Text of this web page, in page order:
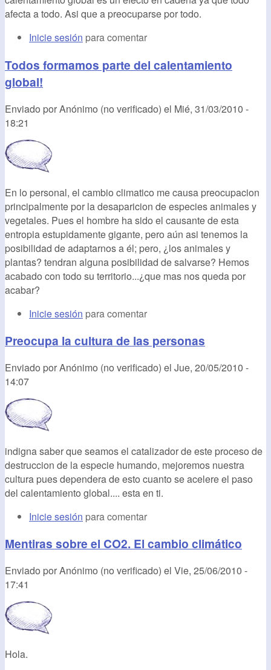
afecta a todo. Asi que a preocuparse por todo.
Inicie sesión para comentar
Todos formamos parte del calentamiento
global!
Enviado porAnónimo (no verificado) el Mié, 31/03/2010 -
18:21
En lo personal, el cambio climatico me causa preocupacion
principalmente por la desaparicion de especies animales y
vegetales. Pues el hombre ha sido el causante de esta
entropia estupidamente gigante, pero aún asi tenemos la
posibilidad de adaptarnos a él; pero, ¿los animales y
plantas? tendran alguna posibilidad de salvarse? Hemos
acabado con todo su territorio...¿que mas nos queda por
acabar?
Inicie sesión para comentar
Preocupa la cultura de las personas
Enviado porAnónimo (no verificado) el Jue, 20/05/2010 -
14:07
indigna saber que seamos el catalizador de este proceso de
destruccion de la especie humando, mejoremos nuestra
cultura pues dependera de esto cuanto se acelere el paso
del calentamiento global.... esta en ti.
Inicie sesión para comentar
Mentiras sobre el CO2. El cambio climático
Enviado porAnónimo (no verificado) el Vie, 25/06/2010 -
17:41
Hola.